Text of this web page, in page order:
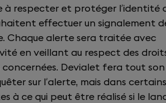
à respecter et protéger l’identité
effectuer un signalement
Chaque alerte sera traitée avec
en veillant au respect des
Devialet fera tout son
sur l’alerte, mais dans certains
à ce qui peut être réalisé si le